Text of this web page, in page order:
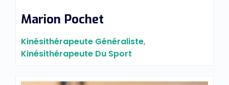
Marion Pochet
Kinésithérapeute Généraliste,
Kinésithérapeute Du Sport